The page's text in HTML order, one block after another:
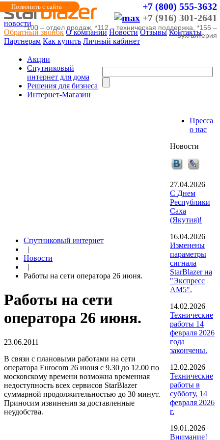
+7 (800) 555-3632
+7 (916) 301-2641
Позвонить с сайта
*100 – отдел продаж, *112 – техническая поддержка, *155 –
бухгалтерия
новости
Обратный звонок О компании Новости Отзывы Контакты
Партнерам Как купить Личный кабинет
Акции
Cпутниковый
интернет для дома
Решения для бизнеса
Интернет-Магазин
Спутниковый интернет
|
Новости
|
Работы на сети оператора 26 июня.
Работы на сети
оператора 26 июня.
23.06.2011
В связи с плановыми работами на сети
оператора Eurocom 26 июня с 9.30 до 12.00 по
московскому времени возможна временная
недоступность всех сервисов StarBlazer
суммарной продолжительностью до 30 минут.
Приносим извинения за доставленные
неудобства.
Пресса
о нас
Новости
27.04.2026
С Днем
Республики
Саха
(Якутия)!
16.04.2026
Изменены
параметры
сигнала
StarBlazer на
"Экспресс
АМ5".
14.02.2026
Технические
работы 14
февраля 2026
года
закончены.
12.02.2026
Технические
работы в
субботу, 14
февраля 2026
г.
19.01.2026
Внимание!